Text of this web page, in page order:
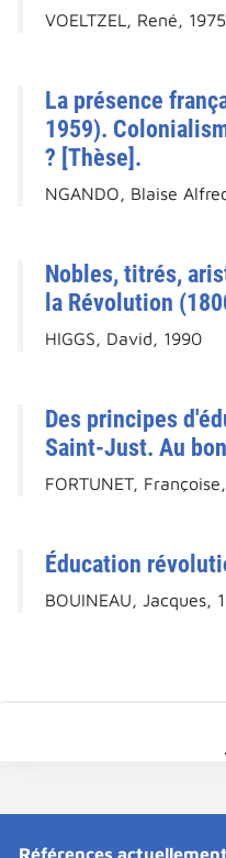
VOELTZEL, René, 1975
La présence
1959).
? [Thèse].
NGANDO, Blaise
Nobles, titrés,
la Révolution
HIGGS, David, 1990
Des principes
Saint-Just. Au
FORTUNET,
Éducation
BOUINEAU, Jacques,
Références